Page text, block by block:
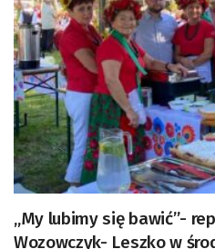
„My lubimy się bawić”-
Wozowczyk- Leszko w